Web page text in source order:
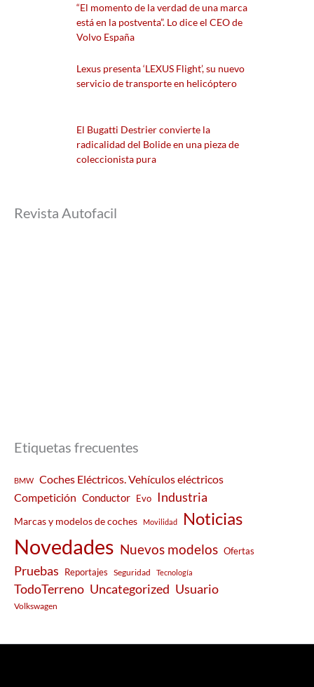
“El momento de la verdad de una marca
está en la postventa”. Lo dice el CEO de
Volvo España
Lexus presenta ‘LEXUS Flight’, su nuevo
servicio de transporte en helicóptero
El Bugatti Destrier convierte la
radicalidad del Bolide en una pieza de
coleccionista pura
Revista Autofacil
Etiquetas frecuentes
BMW
Coches Eléctricos. Vehículos eléctricos
Competición Conductor Evo Industria
Marcas y modelos de coches Movilidad Noticias
Novedades Nuevos modelos Ofertas
Pruebas Reportajes Seguridad Tecnología
TodoTerreno Uncategorized Usuario
Volkswagen